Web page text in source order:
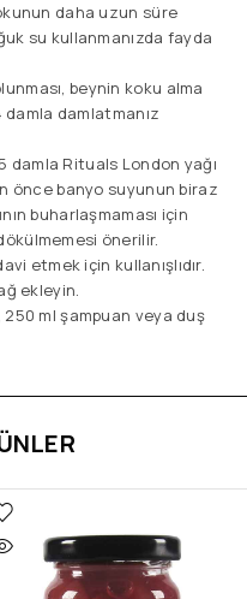
daha uzun süre
su kullanmanızda fayda
beynin koku alma
damla damlatmanız
damla Rituals London yağı
önce banyo suyunun biraz
buharlaşmaması için
önerilir.
etmek için kullanışlıdır.
ekleyin.
250 ml şampuan veya duş